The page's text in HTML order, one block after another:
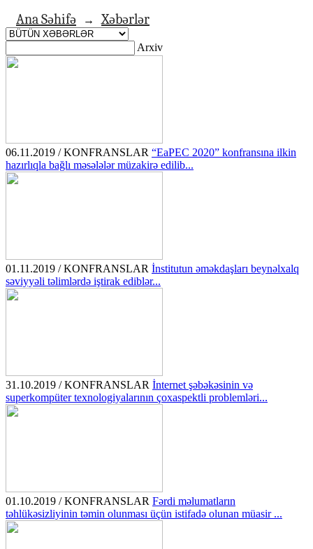
Ana Səhifə → Xəbərlər
Arxiv
06.11.2019 / KONFRANSLAR “EaPEC 2020” konfransına ilkin
hazırlıqla bağlı məsələlər müzakirə edilib...
01.11.2019 / KONFRANSLAR İnstitutun əməkdaşları beynəlxalq
səviyyəli təlimlərdə iştirak ediblər...
31.10.2019 / KONFRANSLAR İnternet şəbəkəsinin və
superkompüter texnologiyalarının çoxaspektli problemləri...
01.10.2019 / KONFRANSLAR Fərdi məlumatların
təhlükəsizliyinin təmin olunması üçün istifadə olunan müasir ...